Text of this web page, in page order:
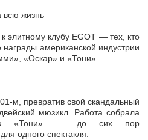
всю жизнь
элитному клубу EGOT — тех, кто
американской индустрии
«Оскар» и «Тони».
м, превратив свой скандальный
мюзикл. Работа собрала
«Тони» — до сих пор
одного спектакля.